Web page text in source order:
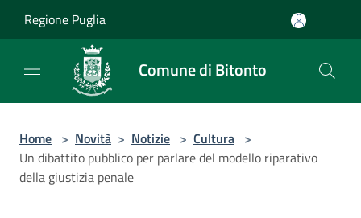
Regione Puglia
Comune di Bitonto
Home > Novità > Notizie > Cultura >
Un dibattito pubblico per parlare del modello riparativo
della giustizia penale